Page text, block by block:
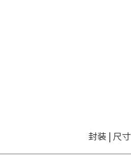
封装 | 尺寸